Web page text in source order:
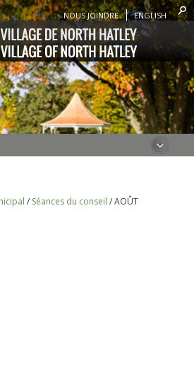
NOUS JOINDRE ENGLISH
/ Séances du conseil /AOÛT